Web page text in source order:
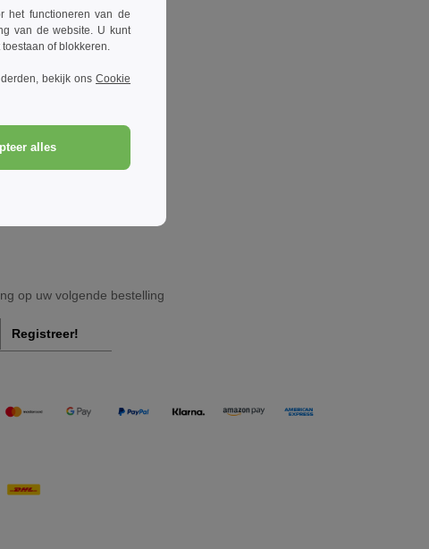
op uw volgende bestelling
Registreer!
het functioneren van de
van de website. U kunt
of blokkeren.
bekijk ons Cookie
alles